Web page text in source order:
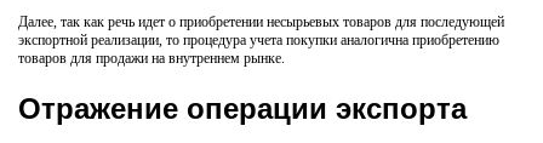
Далее, так как речь идет о приобретении несырьевых товаров для последующей
экспортной реализации, то процедура учета покупки аналогична приобретению
товаров для продажи на внутреннем рынке.
Отражение операции экспорта